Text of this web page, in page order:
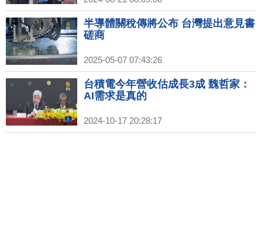
半導體關稅傳將公布 台灣提出意見書
磋商
2025-05-07 07:43:26
台積電今年營收估成長3成 魏哲家：
AI需求是真的
2024-10-17 20:28:17